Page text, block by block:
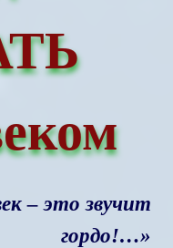
– это звучит
гордо!…»